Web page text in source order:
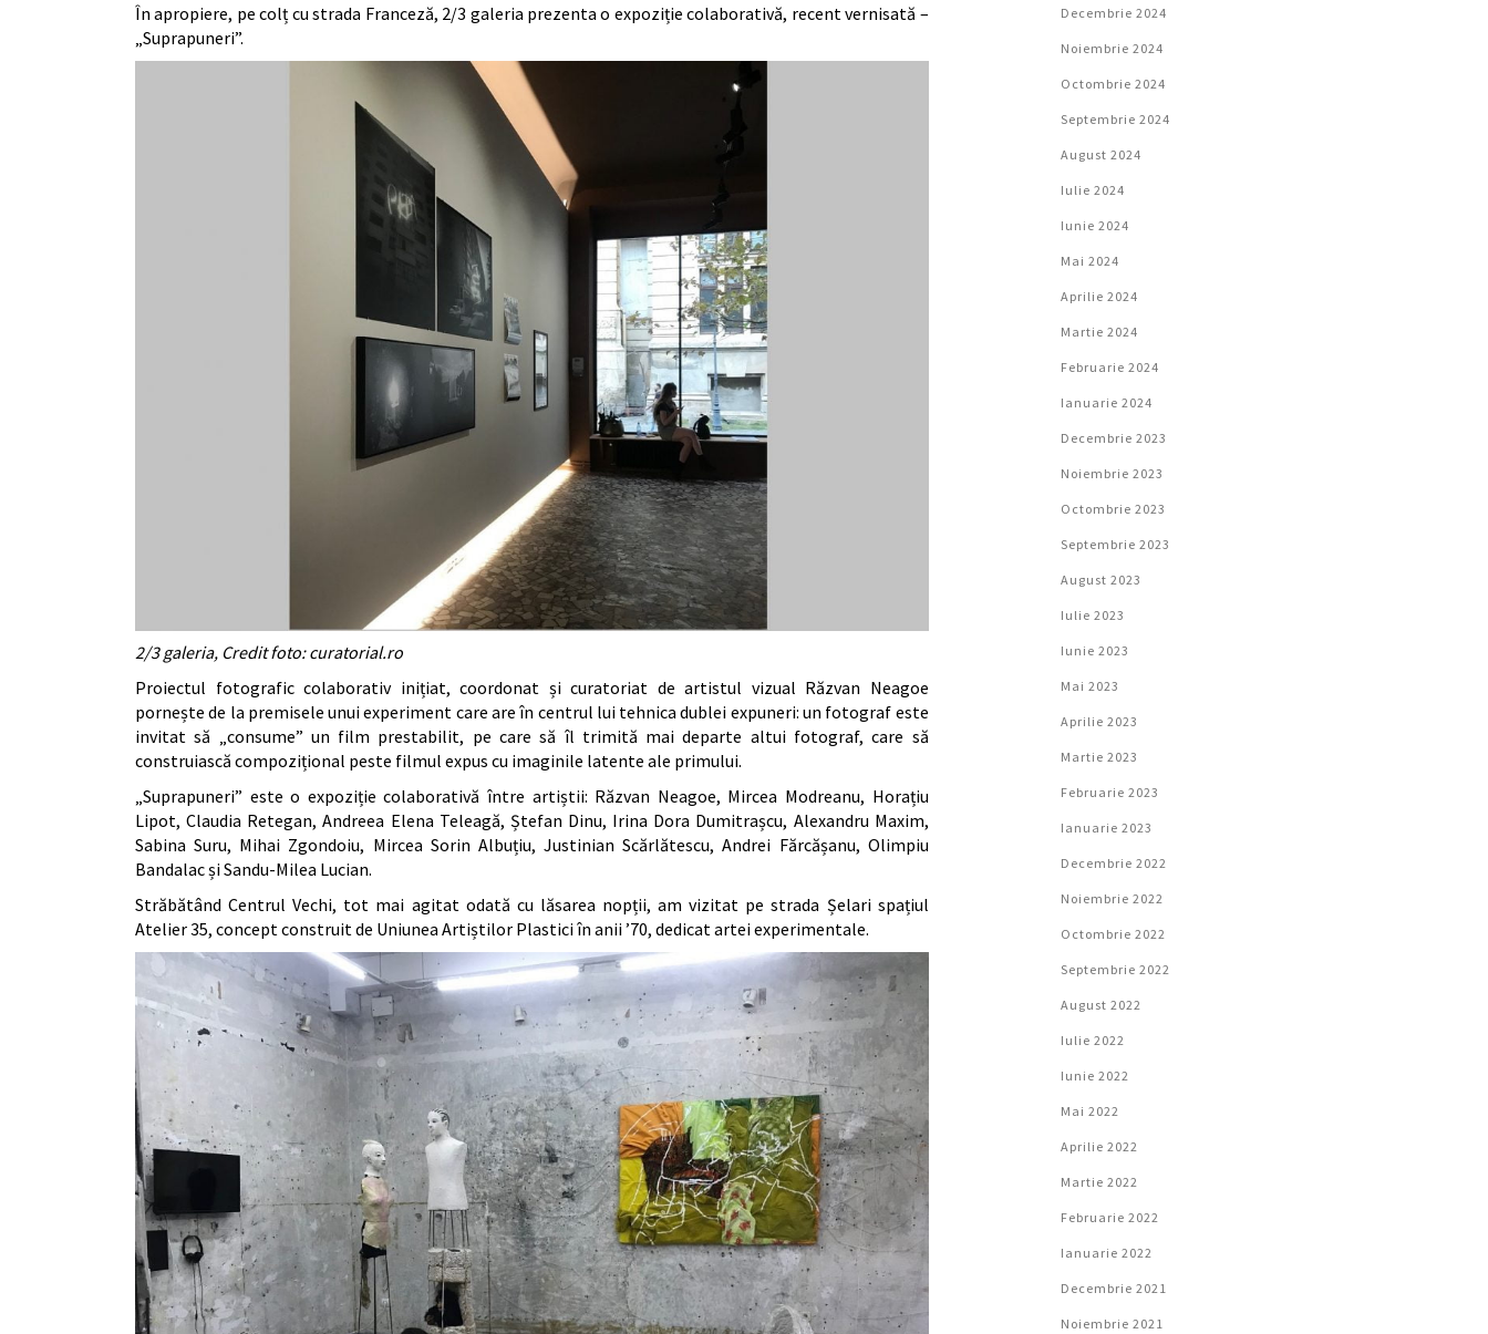
În apropiere, pe colț cu strada Franceză, 2/3 galeria prezenta o expoziție colaborativă, recent vernisată –
„Suprapuneri”.
2/3 galeria, Credit foto: curatorial.ro
Proiectul fotografic colaborativ inițiat, coordonat și curatoriat de artistul vizual Răzvan Neagoe
pornește de la premisele unui experiment care are în centrul lui tehnica dublei expuneri: un fotograf este
invitat să „consume” un film prestabilit, pe care să îl trimită mai departe altui fotograf, care să
construiască compozițional peste filmul expus cu imaginile latente ale primului.
„Suprapuneri” este o expoziție colaborativă între artiștii: Răzvan Neagoe, Mircea Modreanu, Horațiu
Lipot, Claudia Retegan, Andreea Elena Teleagă, Ștefan Dinu, Irina Dora Dumitrașcu, Alexandru Maxim,
Sabina Suru, Mihai Zgondoiu, Mircea Sorin Albuțiu, Justinian Scărlătescu, Andrei Fărcășanu, Olimpiu
Bandalac și Sandu-Milea Lucian.
Străbătând Centrul Vechi, tot mai agitat odată cu lăsarea nopții, am vizitat pe strada Șelari spațiul
Atelier 35, concept construit de Uniunea Artiștilor Plastici în anii ’70, dedicat artei experimentale.
Decembrie 2024
Noiembrie 2024
Octombrie 2024
Septembrie 2024
August 2024
Iulie 2024
Iunie 2024
Mai 2024
Aprilie 2024
Martie 2024
Februarie 2024
Ianuarie 2024
Decembrie 2023
Noiembrie 2023
Octombrie 2023
Septembrie 2023
August 2023
Iulie 2023
Iunie 2023
Mai 2023
Aprilie 2023
Martie 2023
Februarie 2023
Ianuarie 2023
Decembrie 2022
Noiembrie 2022
Octombrie 2022
Septembrie 2022
August 2022
Iulie 2022
Iunie 2022
Mai 2022
Aprilie 2022
Martie 2022
Februarie 2022
Ianuarie 2022
Decembrie 2021
Noiembrie 2021